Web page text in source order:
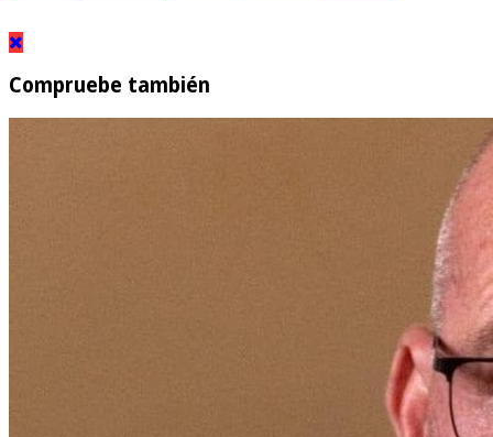
Compruebe también